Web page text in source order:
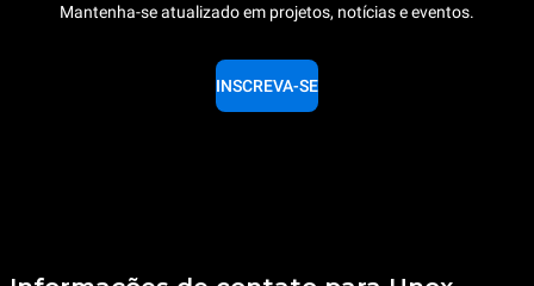
Mantenha-se atualizado em projetos, notícias e eventos.
INSCREVA-SE